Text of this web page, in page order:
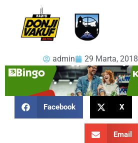
admin 29 Marta, 2018
Facebook X
Email